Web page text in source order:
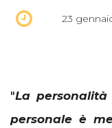
23
"La
personale è